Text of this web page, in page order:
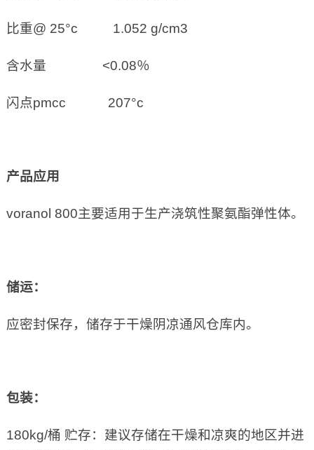
比重@ 25°c 1.052 g/cm3
含水量 <0.08％
闪点pmcc 207°c
产品应用
voranol 800主要适用于生产浇筑性聚氨酯弹性体。
储运：
应密封保存，储存于干燥阴凉通风仓库内。
包装：
180kg/桶 贮存：建议存储在干燥和凉爽的地区并进